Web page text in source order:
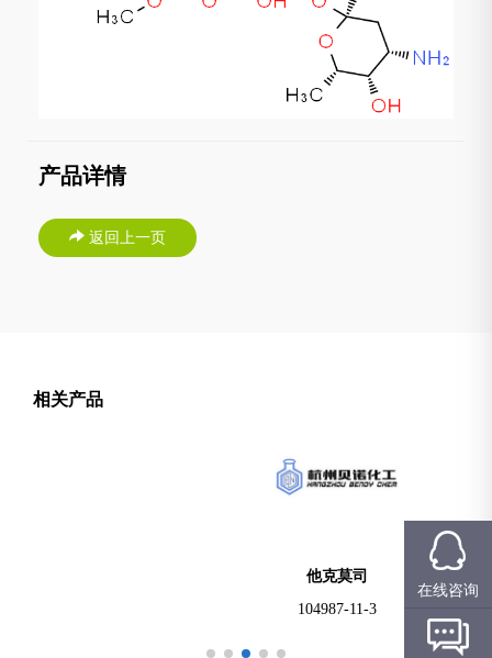
产品详情
返回上一页
相关产品
在线咨询